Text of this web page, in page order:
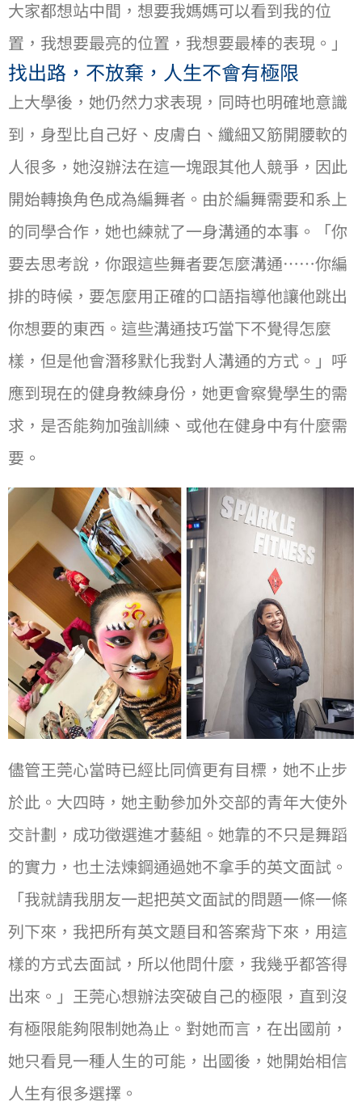
⼤家都想站中間，想要我媽媽可以看到我的位
置，我想要最亮的位置，我想要最棒的表現。」
找出路，不放棄，⼈⽣不會有極限
上⼤學後，她仍然⼒求表現，同時也明確地意識
到，身型比⾃己好、皮膚白、纖細又筋開腰軟的
⼈很多，她沒辦法在這⼀塊跟其他⼈競爭，因此
開始轉換角色成為編舞者。由於編舞需要和系上
的同學合作，她也練就了⼀身溝通的本事。「你
要去思考說，你跟這些舞者要怎麼溝通⋯⋯你編
排的時候，要怎麼⽤正確的口語指導他讓他跳出
你想要的東西。這些溝通技巧當下不覺得怎麼
樣，但是他會潛移默化我對⼈溝通的⽅式。」呼
應到現在的健身教練身份，她更會察覺學⽣的需
求，是否能夠加強訓練、或他在健身中有什麼需
要。
儘管王莞⼼當時已經比同儕更有目標，她不止步
於此。⼤四時，她主動參加外交部的青年⼤使外
交計劃，成功徵選進才藝組。她靠的不只是舞蹈
的實⼒，也土法煉鋼通過她不拿⼿的英⽂面試。
「我就請我朋友⼀起把英⽂面試的問題⼀條⼀條
列下來，我把所有英⽂題目和答案背下來，⽤這
樣的⽅式去面試，所以他問什麼，我幾乎都答得
出來。」王莞⼼想辦法突破⾃己的極限，直到沒
有極限能夠限制她為止。對她而言，在出國前，
她只看見⼀種⼈⽣的可能，出國後，她開始相信
⼈⽣有很多選擇。